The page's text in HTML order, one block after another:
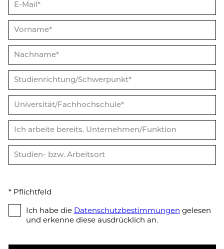
* Pflicht­feld
Ich habe die Da­ten­schutz­be­stim­mun­gen gelesen
und erkenne diese ausdrücklich an.